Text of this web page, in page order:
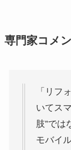
専門家コメ
「リフ
いてス
肢”では
モバイ